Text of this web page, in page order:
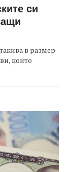
си
в размер
които